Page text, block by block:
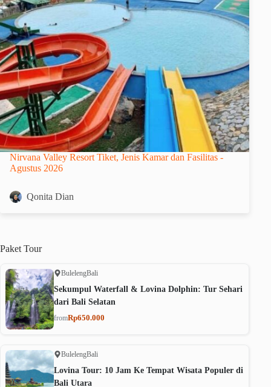
Nirvana Valley Resort Tiket, Jenis Kamar dan Fasilitas -
Agustus 2026
Qonita Dian
Paket Tour
BulelengBali
Sekumpul Waterfall & Lovina Dolphin: Tur Sehari
dari Bali Selatan
fromRp650.000
BulelengBali
Lovina Tour: 10 Jam Ke Tempat Wisata Populer di
Bali Utara